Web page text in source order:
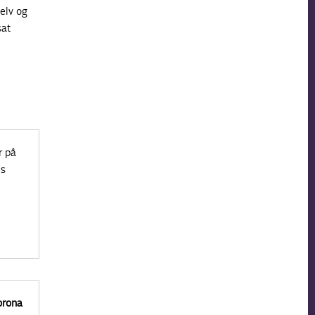
og
på